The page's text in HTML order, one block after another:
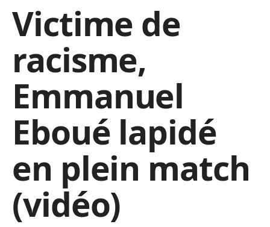
Victime de
racisme,
Emmanuel
Eboué lapidé
en plein match
(vidéo)